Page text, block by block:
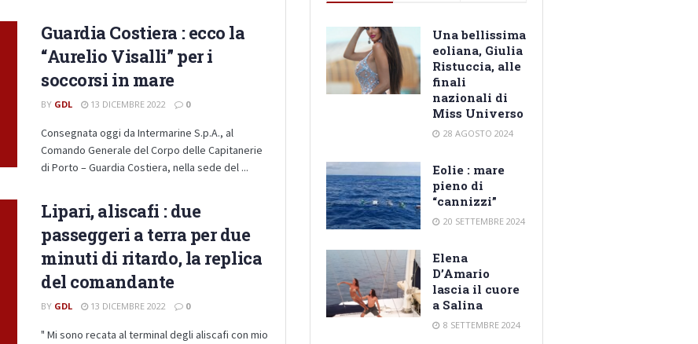
Guardia Costiera : ecco la
“Aurelio Visalli” per i
soccorsi in mare
BY GDL 13 DICEMBRE 2022 0
Consegnata oggi da Intermarine S.p.A., al
Comando Generale del Corpo delle Capitanerie
di Porto – Guardia Costiera, nella sede del ...
Lipari, aliscafi : due
passeggeri a terra per due
minuti di ritardo, la replica
del comandante
BY GDL 13 DICEMBRE 2022 0
" Mi sono recata al terminal degli aliscafi con mio
Una bellissima
eoliana, Giulia
Ristuccia, alle
finali
nazionali di
Miss Universo
28 AGOSTO 2024
Eolie : mare
pieno di
“cannizzi”
20 SETTEMBRE 2024
Elena
D’Amario
lascia il cuore
a Salina
8 SETTEMBRE 2024